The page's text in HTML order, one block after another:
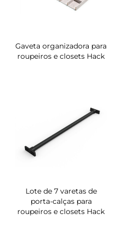
Gaveta organizadora para
roupeiros e closets Hack
Lote de 7 varetas de
porta-calças para
roupeiros e closets Hack